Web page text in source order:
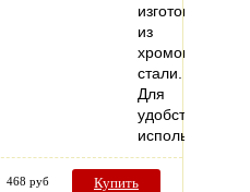
изготовлены
из
стали.
Для
удобства
468 руб Купить